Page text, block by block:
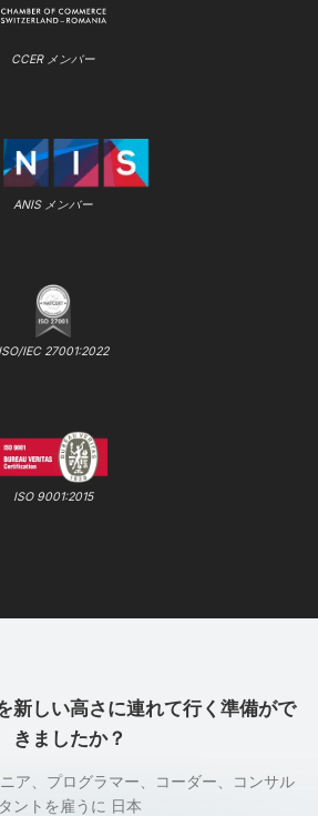
CCER メンバー
ANIS メンバー
ISO/IEC 27001:2022
ISO 9001:2015
新しい高さに連れて行く準備がで
きましたか？
ア、プログラマー、コーダー、コンサル
タントを雇うに 日本